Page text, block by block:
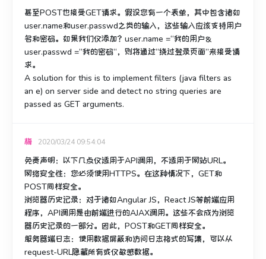
甚至POST也接受GET请求。 假设您有一个表单，其中包含诸如
user.name和user.passwd之类的输入，这些输入应该支持用户
名和密码。 如果我们仅添加？user.name =“我的用户＆
user.passwd =”我的密码“，则将通过“绕过登录页面”来接受请
求。
A solution for this is to implement filters (java filters as
an e) on server side and detect no string queries are
passed as GET arguments.
梅 2020/03/24 09:54:04
免责声明：以下几点仅适用于API调用，不适用于网站URL。
网络安全性：您必须使用HTTPS。 在这种情况下，GET和
POST同样安全。
浏览器历史记录：对于诸如Angular JS，React JS等前端应用
程序，API调用是由前端进行的AJAX调用。 这些不会成为浏览
器历史记录的一部分。 因此，POST和GET同样安全。
服务器端日志：使用数据屏蔽和访问日志格式的写集，可以从
request-URL隐藏所有或仅敏感数据。